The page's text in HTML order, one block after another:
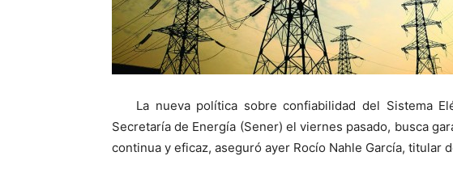
La nueva política sobre confiabilidad del Sistema
Secretaría de Energía (Sener) el viernes pasado, busca
continua y eficaz, aseguró ayer Rocío Nahle García, titular